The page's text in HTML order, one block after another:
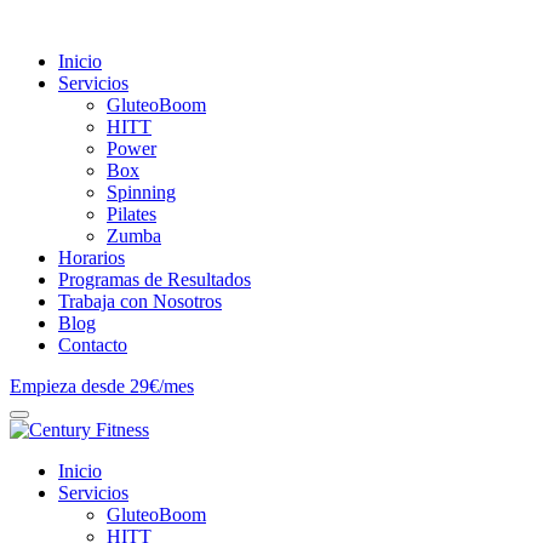
Inicio
Servicios
GluteoBoom
HITT
Power
Box
Spinning
Pilates
Zumba
Horarios
Programas de Resultados
Trabaja con Nosotros
Blog
Contacto
Empieza desde 29€/mes
Inicio
Servicios
GluteoBoom
HITT